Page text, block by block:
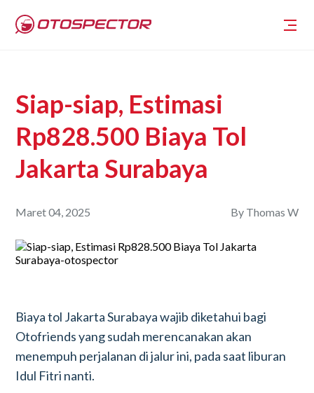
Siap-siap, Estimasi
Rp828.500 Biaya Tol
Jakarta Surabaya
Maret 04, 2025 By Thomas W
Biaya tol Jakarta Surabaya wajib diketahui bagi
Otofriends yang sudah merencanakan akan
menempuh perjalanan di jalur ini, pada saat liburan
Idul Fitri nanti.